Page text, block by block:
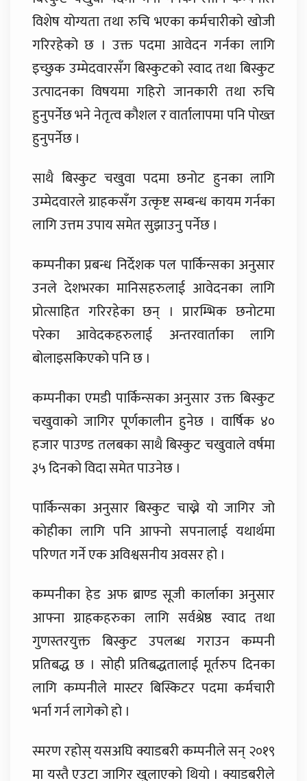
विशेष योग्यता तथा रुचि भएका कर्मचारीको खोजी
गरिरहेको छ । उक्त पदमा आवेदन गर्नका लागि
इच्छुक उम्मेदवारसँग बिस्कुटको स्वाद तथा बिस्कुट
उत्पादनका विषयमा गहिरो जानकारी तथा रुचि
हुनुपर्नेछ भने नेतृत्व कौशल र वार्तालापमा पनि पोख्त
हुनुपर्नेछ ।
साथै बिस्कुट चखुवा पदमा छनोट हुनका लागि
उम्मेदवारले ग्राहकसँग उत्कृष्ट सम्बन्ध कायम गर्नका
लागि उत्तम उपाय समेत सुझाउनु पर्नेछ ।
कम्पनीका प्रबन्ध निर्देशक पल पार्किन्सका अनुसार
उनले देशभरका मानिसहरुलाई आवेदनका लागि
प्रोत्साहित गरिरहेका छन् । प्रारम्भिक छनोटमा
परेका आवेदकहरुलाई अन्तरवार्ताका लागि
बोलाइसकिएको पनि छ ।
कम्पनीका एमडी पार्किन्सका अनुसार उक्त बिस्कुट
चखुवाको जागिर पूर्णकालीन हुनेछ । वार्षिक ४०
हजार पाउण्ड तलबका साथै बिस्कुट चखुवाले वर्षमा
३५ दिनको विदा समेत पाउनेछ ।
पार्किन्सका अनुसार बिस्कुट चाख्ने यो जागिर जो
कोहीका लागि पनि आफ्नो सपनालाई यथार्थमा
परिणत गर्ने एक अविश्वसनीय अवसर हो ।
कम्पनीका हेड अफ ब्राण्ड सूजी कार्लाका अनुसार
आफ्ना ग्राहकहरुका लागि सर्वश्रेष्ठ स्वाद तथा
गुणस्तरयुक्त बिस्कुट उपलब्ध गराउन कम्पनी
प्रतिबद्ध छ । सोही प्रतिबद्धतालाई मूर्तरुप दिनका
लागि कम्पनीले मास्टर बिस्किटर पदमा कर्मचारी
भर्ना गर्न लागेको हो ।
स्मरण रहोस् यसअघि क्याडबरी कम्पनीले सन् २०१९
मा यस्तै एउटा जागिर खुलाएको थियो । क्याडबरीले